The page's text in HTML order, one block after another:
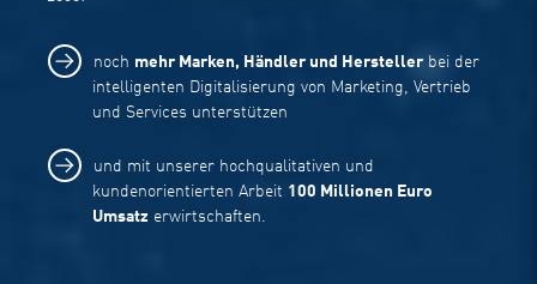
noch mehr Marken, Händler und Herstellerbei der
intelligenten Digitalisierung von Marketing, Vertrieb
und Services unterstützen
und mit unserer hochqualitativen und
kundenorientierten Arbeit 100 Millionen Euro
Umsatz erwirtschaften.